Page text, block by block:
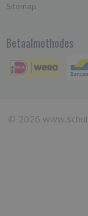
Sitemap
Betaalmethodes
© 2026